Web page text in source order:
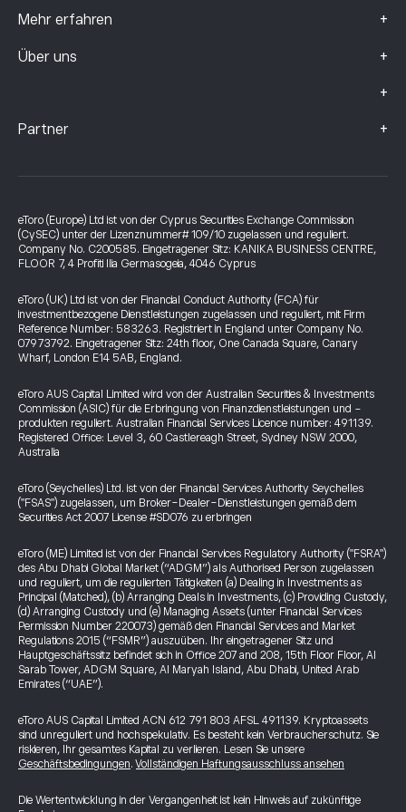
Mehr erfahren +
Über uns +
+
Partner +
eToro (Europe) Ltd ist von der Cyprus Securities Exchange Commission
(CySEC) unter der Lizenznummer# 109/10 zugelassen und reguliert.
Company No. C200585. Eingetragener Sitz: KANIKA BUSINESS CENTRE,
FLOOR 7, 4 Profiti Ilia Germasogeia, 4046 Cyprus
eToro (UK) Ltd ist von der Financial Conduct Authority (FCA) für
investmentbezogene Dienstleistungen zugelassen und reguliert, mit Firm
Reference Number: 583263. Registriert in England unter Company No.
07973792. Eingetragener Sitz: 24th floor, One Canada Square, Canary
Wharf, London E14 5AB, England.
eToro AUS Capital Limited wird von der Australian Securities & Investments
Commission (ASIC) für die Erbringung von Finanzdienstleistungen und -
produkten reguliert. Australian Financial Services Licence number: 491139.
Registered Office: Level 3, 60 Castlereagh Street, Sydney NSW 2000,
Australia
eToro (Seychelles) Ltd. ist von der Financial Services Authority Seychelles
("FSAS") zugelassen, um Broker-Dealer-Dienstleistungen gemäß dem
Securities Act 2007 License #SD076 zu erbringen
eToro (ME) Limited ist von der Financial Services Regulatory Authority ("FSRA")
des Abu Dhabi Global Market (“ADGM”) als Authorised Person zugelassen
und reguliert, um die regulierten Tätigkeiten (a) Dealing in Investments as
Principal (Matched), (b) Arranging Deals in Investments, (c) Providing Custody,
(d) Arranging Custody und (e) Managing Assets (unter Financial Services
Permission Number 220073) gemäß den Financial Services and Market
Regulations 2015 (“FSMR”) auszuüben. Ihr eingetragener Sitz und
Hauptgeschäftssitz befindet sich in Office 207 and 208, 15th Floor Floor, Al
Sarab Tower, ADGM Square, Al Maryah Island, Abu Dhabi, United Arab
Emirates (“UAE”).
eToro AUS Capital Limited ACN 612 791 803 AFSL 491139. Kryptoassets
sind unreguliert und hochspekulativ. Es besteht kein Verbraucherschutz. Sie
riskieren, Ihr gesamtes Kapital zu verlieren. Lesen Sie unsere
Geschäftsbedingungen.Vollständigen Haftungsausschluss ansehen
Die Wertentwicklung in der Vergangenheit ist kein Hinweis auf zukünftige